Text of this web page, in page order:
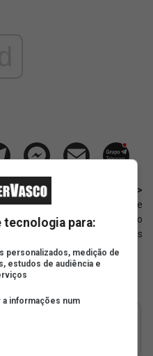
Próximo >
Panorama atual do processo e
principais argumentos do Vasco
nos agravos
tecnologia para:
personalizados, medição de
estudos de audiência e
informações num